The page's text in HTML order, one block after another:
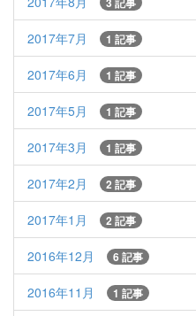
2017年7月 1 記事
2017年6月 1 記事
2017年5月 1 記事
2017年3月 1 記事
2017年2月 2 記事
2017年1月 2 記事
2016年12月 6 記事
2016年11月 1 記事